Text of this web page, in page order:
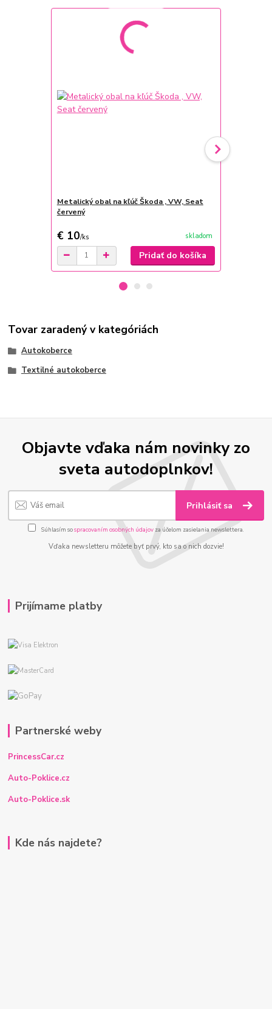
Metalický obal na kľúč Škoda , VW, Seat
červený
€ 10/ks skladom
Pridať do košíka
Tovar zaradený v kategóriách
Autokoberce
Textilné autokoberce
Objavte vďaka nám novinky zo
sveta autodoplnkov!
Prihlásiť sa
Súhlasím sospracovaním osobných údajov za účelom zasielania newslettera.
Vďaka newsletteru môžete byť prvý, kto sa o nich dozvie!
Prijímame platby
Partnerské weby
PrincessCar.cz
Auto-Poklice.cz
Auto-Poklice.sk
Kde nás najdete?